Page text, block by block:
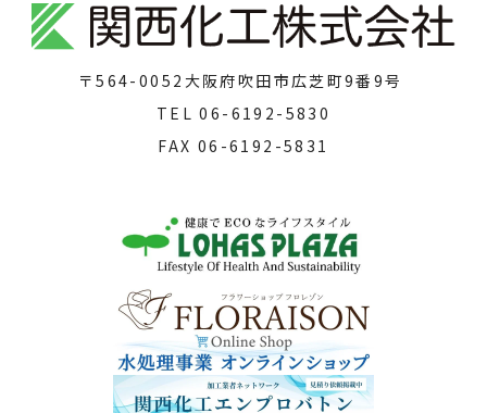
〒564-0052 大阪府吹田市広芝町9番9号
TEL06-6192-5830
FAX 06-6192-5831